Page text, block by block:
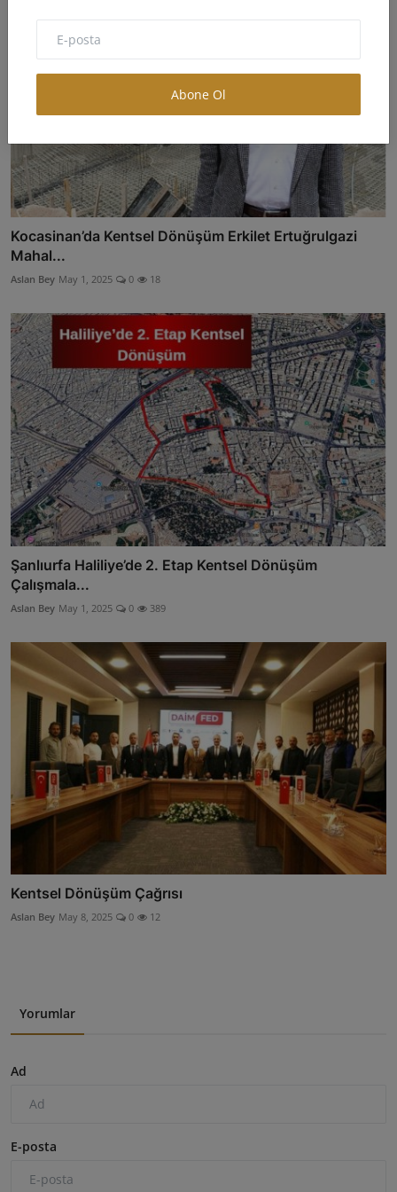
Abone Ol
Kocasinan’da Kentsel Dönüşüm Erkilet Ertuğrulgazi
Mahal...
Aslan Bey May 1, 2025 0 18
Şanlıurfa Haliliye’de 2. Etap Kentsel Dönüşüm
Çalışmala...
Aslan Bey May 1, 2025 0 389
Kentsel Dönüşüm Çağrısı
Aslan Bey May 8, 2025 0 12
Yorumlar
Ad
E-posta